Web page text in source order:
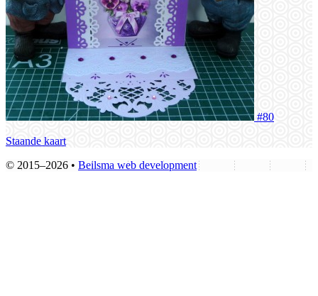
#80
Staande kaart
© 2015–2026 • Beilsma web development